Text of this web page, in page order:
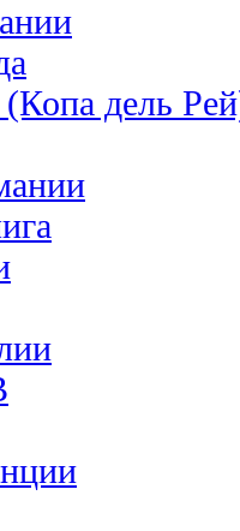
дель